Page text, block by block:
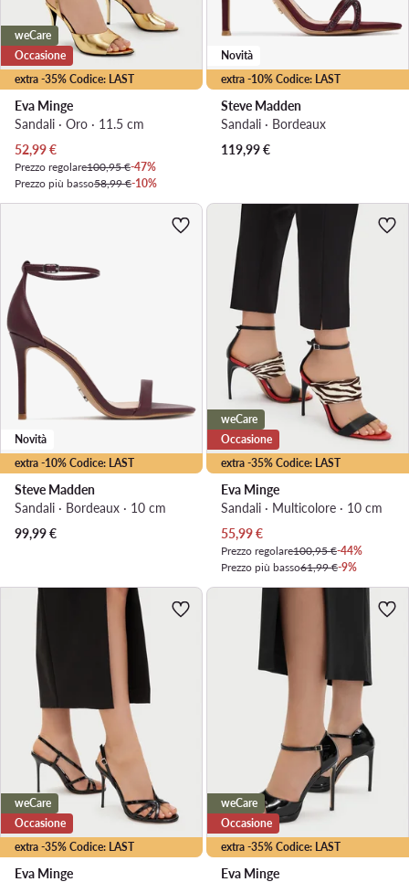
extra -35% Codice: LAST
weCare
Occasione
Eva Minge
Sandali · Oro · 11.5 cm
Prezzo attuale
52,99€
Prezzo regolare100,95 €-47%
Prezzo più basso58,99 €-10%
extra -10% Codice: LAST
Novità
Steve Madden
Sandali · Bordeaux
119,99€
extra -10% Codice: LAST
Novità
Steve Madden
Sandali · Bordeaux · 10 cm
99,99€
extra -35% Codice: LAST
weCare
Occasione
Eva Minge
Sandali · Multicolore · 10 cm
Prezzo attuale
55,99€
Prezzo regolare100,95 €-44%
Prezzo più basso61,99 €-9%
extra -35% Codice: LAST
weCare
Occasione
Eva Minge
extra -35% Codice: LAST
weCare
Occasione
Eva Minge